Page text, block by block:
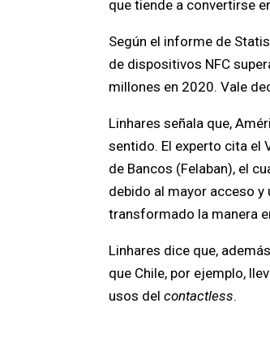
que tiende a convertirse
Según el informe de
de dispositivos NFC
millones en 2020. Vale
Linhares señala que,
sentido. El experto cita el
de Bancos (Felaban), el
debido al mayor acceso
transformado la manera
Linhares dice que,
que Chile, por ejemplo,
usos delcontactless.